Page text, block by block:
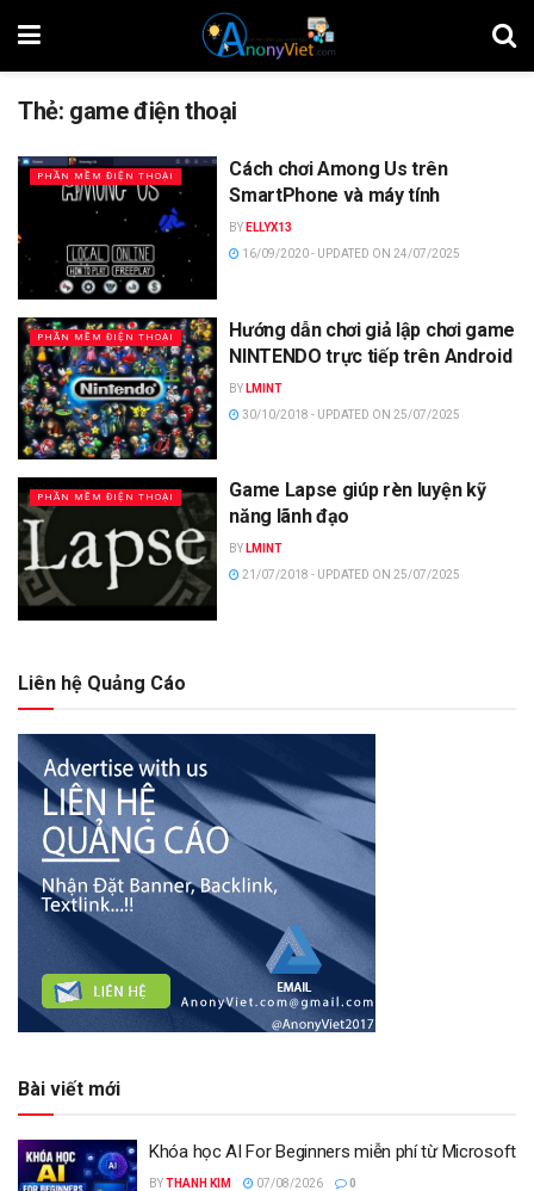
Thẻ: game điện thoại
PHẦN MỀM ĐIỆN THOẠI
Cách chơi Among Us trên
SmartPhone và máy tính
BY ELLYX13
16/09/2020 - UPDATED ON 24/07/2025
PHẦN MỀM ĐIỆN THOẠI
Hướng dẫn chơi giả lập chơi game
NINTENDO trực tiếp trên Android
BY LMINT
30/10/2018 - UPDATED ON 25/07/2025
PHẦN MỀM ĐIỆN THOẠI
Game Lapse giúp rèn luyện kỹ
năng lãnh đạo
BY LMINT
21/07/2018 - UPDATED ON 25/07/2025
Liên hệ Quảng Cáo
Bài viết mới
Khóa học AI For Beginners miễn phí từ Microsoft
BYTHANH KIM 07/08/2026 0